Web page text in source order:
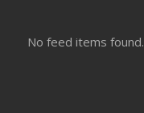
No feed items found.